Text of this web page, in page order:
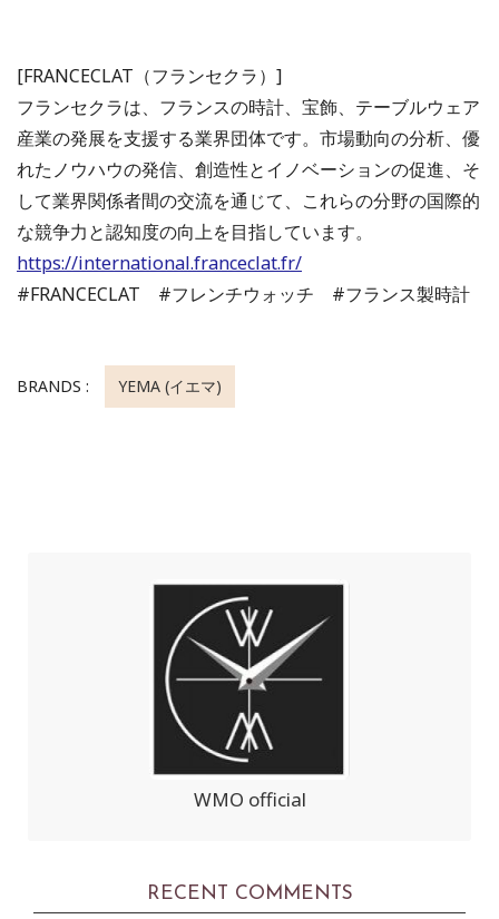
[FRANCECLAT（フランセクラ）]
フランセクラは、フランスの時計、宝飾、テーブルウェア
産業の発展を支援する業界団体です。市場動向の分析、優
れたノウハウの発信、創造性とイノベーションの促進、そ
して業界関係者間の交流を通じて、これらの分野の国際的
な競争力と認知度の向上を目指しています。
https://international.franceclat.fr/
#FRANCECLAT #フレンチウォッチ #フランス製時計
BRANDS : YEMA (イエマ)
WMO official
RECENT COMMENTS